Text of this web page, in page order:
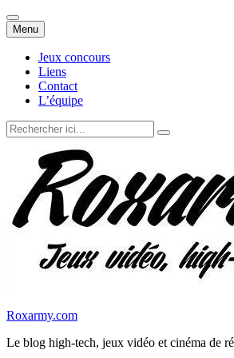
Menu Aller
au
contenu
Jeux concours
Liens
Contact
L’équipe
Recherche
pour
Roxarmy.com
Le blog high-tech, jeux vidéo et cinéma de